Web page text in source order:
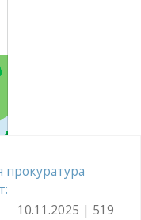
прокуратура
10.11.2025 | 519